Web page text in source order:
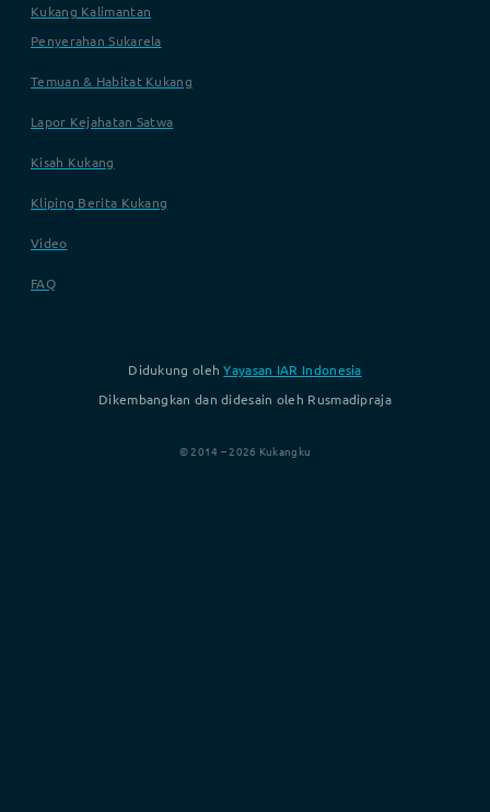
Kukang Kalimantan
Penyerahan Sukarela
Temuan & Habitat Kukang
Lapor Kejahatan Satwa
Kisah Kukang
Kliping Berita Kukang
Video
FAQ
Didukung olehYayasan IAR Indonesia
Dikembangkan dan didesain oleh Rusmadipraja
© 2014 – 2026 Kukangku